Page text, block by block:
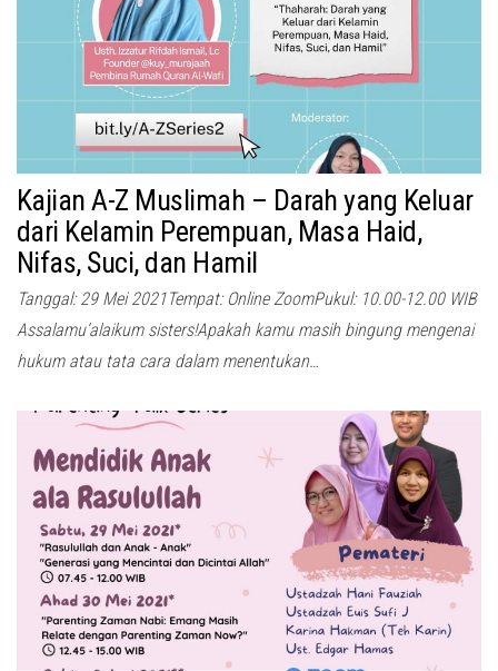
Kajian A-Z Muslimah – Darah yang Keluar
dari Kelamin Perempuan, Masa Haid,
Nifas, Suci, dan Hamil
Tanggal: 29 Mei 2021Tempat: Online ZoomPukul: 10.00-12.00 WIB
Assalamu’alaikum sisters!Apakah kamu masih bingung mengenai
hukum atau tata cara dalam menentukan…